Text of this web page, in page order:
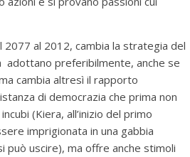
al 2012, cambia la strategia del
adottano preferibilmente, anche se
cambia altresì il rapporto
di democrazia che prima non
(Kiera, all’inizio del primo
imprigionata in una gabbia
uscire), ma offre anche stimoli